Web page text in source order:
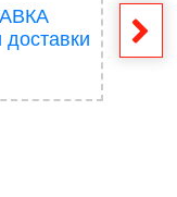
доставки